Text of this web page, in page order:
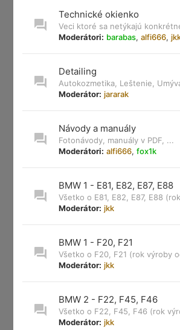
Technické okienko
Veci ktoré sa netýkajú
Moderátori: barabas, alfi666,
Detailing
Autokozmetika, Leštenie,
Moderátor: jararak
Návody a manuály
Fotonávody, manuály v PDF, ...
Moderátori: alfi666, fox1k
BMW 1 - E81, E82, E87, E88
Všetko o E81, E82, E87, E88
Moderátor: jkk
BMW 1 - F20, F21
Všetko o F20, F21 (rok výroby
Moderátor: jkk
BMW 2 - F22, F45, F46
Všetko o F22, F45, F46 (rok
Moderátor: jkk